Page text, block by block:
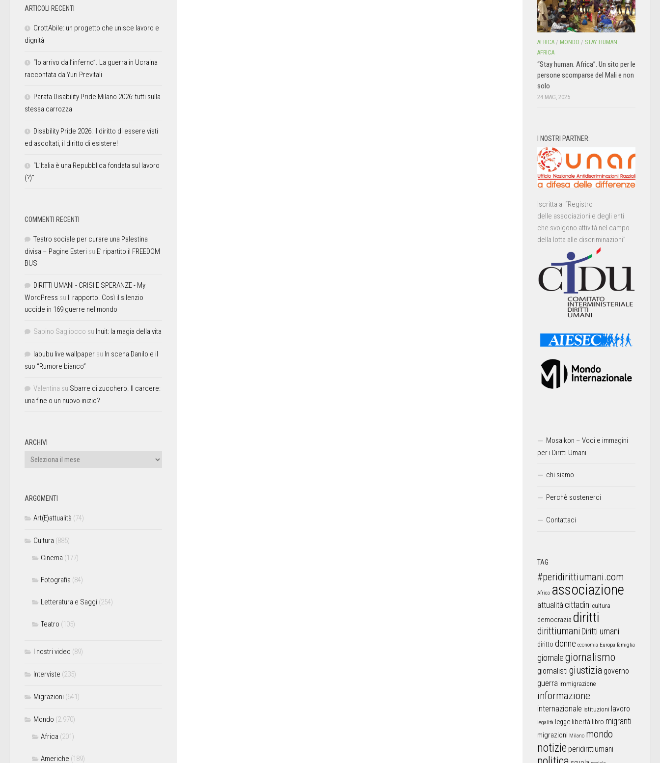
ARTICOLI RECENTI
CrottAbile: un progetto che unisce lavoro e
dignità
“Io arrivo dall’inferno”. La guerra in Ucraina
raccontata da Yuri Previtali
Parata Disability Pride Milano 2026: tutti sulla
stessa carrozza
Disability Pride 2026: il diritto di essere visti
ed ascoltati, il diritto di esistere!
“L’Italia è una Repubblica fondata sul lavoro
(?)”
COMMENTI RECENTI
Teatro sociale per curare una Palestina
divisa – Pagine Esteri su E’ ripartito il FREEDOM
BUS
DIRITTI UMANI - CRISI E SPERANZE - My
WordPress su Il rapporto. Così il silenzio
uccide in 169 guerre nel mondo
Sabino Sagliocco su Inuit: la magia della vita
labubu live wallpaper su In scena Danilo e il
suo “Rumore bianco”
Valentina su Sbarre di zucchero. Il carcere:
una fine o un nuovo inizio?
ARCHIVI
ARGOMENTI
Art(E)attualità (74)
Cultura (885)
Cinema (177)
Fotografia (84)
Letteratura e Saggi (254)
Teatro (105)
I nostri video (89)
Interviste (235)
Migrazioni (641)
Mondo (2.970)
Africa (201)
Americhe (189)
AFRICA / MONDO / STAY HUMAN
AFRICA
“Stay human. Africa”. Un sito per le
persone scomparse del Mali e non
solo
24 MAG, 2025
I NOSTRI PARTNER:
Iscritta al “Registro
delle associazioni e degli enti
che svolgono attività nel campo
della lotta alle discriminazioni”
Mosaikon – Voci e immagini
per i Diritti Umani
chi siamo
Perchè sostenerci
Contattaci
TAG
#peridirittiumani.com
Africa associazione
attualità cittadini cultura
democrazia diritti
dirittiumani Diritti umani
diritto donne economia Europa famiglia
giornalegiornalismo
giornalistigiustizia governo
guerra immigrazione
informazione
internazionale istituzioni lavoro
legalità legge libertà libro migranti
migrazioni Milano mondo
notizie peridirittiumani